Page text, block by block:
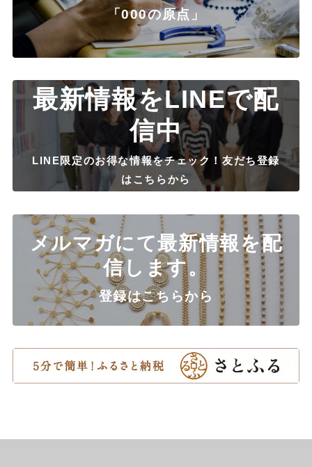
「000の原点」
最新情報をLINEで配
信中
LINE限定のお得な情報をチェック！友だち登録
はこちらから
メルマガにて最新情報を配
信します。
登録はこちらから